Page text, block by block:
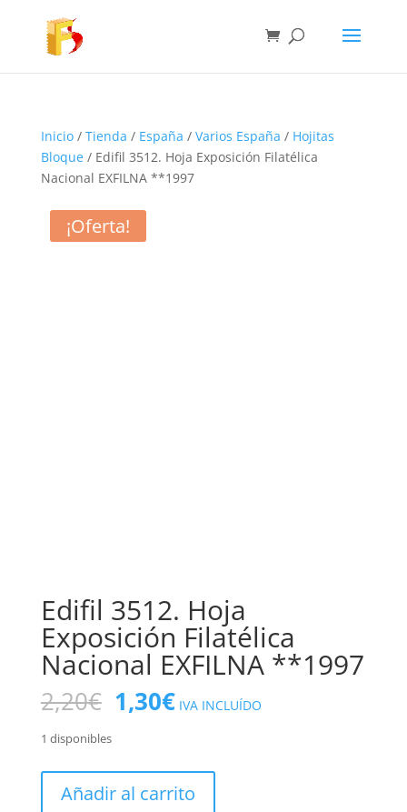
Inicio/ Tienda / España / Varios España / Hojitas
Bloque/ Edifil 3512. Hoja Exposición Filatélica
Nacional EXFILNA **1997
¡Oferta!
Edifil 3512. Hoja
Exposición Filatélica
Nacional EXFILNA **1997
2,20€ El
precio
era:
2,20€.
1,30€El
precio
es:
1,30€.
IVA INCLUÍDO
1 disponibles
3512.Añadir al carrito